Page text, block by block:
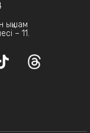
ықшам
– 11.